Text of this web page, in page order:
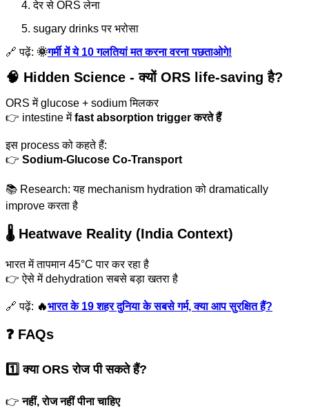
देर से ORS लेना
sugary drinks पर भरोसा
🔗 पढ़ें: 🌞गर्मी में ये 10 गलतियां मत करना वरना पछताओगे!
🧠 Hidden Science - क्यों ORS life-saving है?
ORS में glucose + sodium मिलकर
👉 intestine मेंfast absorption trigger करते हैं
इस process को कहते हैं:
👉 Sodium-Glucose Co-Transport
📚 Research: यह mechanism hydration को dramatically
improve करता है
🌡️ Heatwave Reality (India Context)
भारत में तापमान 45°C पार कर रहा है
👉 ऐसे में dehydration सबसे बड़ा खतरा है
🔗 पढ़ें: 🔥भारत के 19 शहर दुनिया के सबसे गर्म, क्या आप सुरक्षित हैं?
❓ FAQs
1️⃣ क्या ORS रोज पी सकते हैं?
👉नहीं, रोज नहीं पीना चाहिए